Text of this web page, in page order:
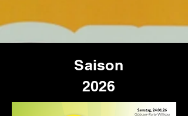
Saison
2026